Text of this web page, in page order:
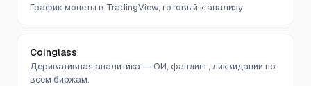
График монеты в TradingView, готовый к анализу.
Coinglass
Деривативная аналитика — ОИ, фандинг, ликвидации по
всем биржам.